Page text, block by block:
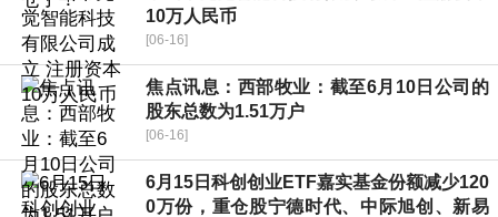
10万人民币
[06-16]
焦点讯息：西部牧业：截至6月10日公司的
股东总数为1.51万户
[06-16]
6月15日科创创业ETF嘉实基金份额减少120
0万份，重仓股宁德时代、中际旭创、新易